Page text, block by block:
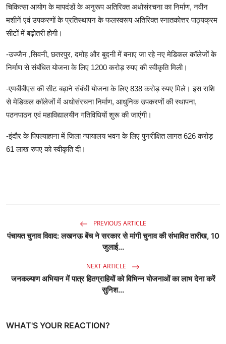
चिकित्सा आयोग के मापदंडों के अनुरूप अतिरिक्त अधोसंरचना का निर्माण, नवीन
मशीनें एवं उपकरणों के प्रतिस्थापन के फलस्वरूप अतिरिक्त स्नातकोत्तर पाठ्यक्रम
सीटों में बढ़ोतरी होगी।
-उज्जैन ,सिवनी, छतरपुर, दमोह और बुदनी में बनाए जा रहे नए मेडिकल कॉलेजों के
निर्माण से संबंधित योजना के लिए 1200 करोड़ रुपए की स्वीकृति मिली।
-एमबीबीएस की सीट बढ़ाने संबंधी योजना के लिए 838 करोड़ रुपए मिले। इस राशि
से मेडिकल कॉलेजों में अधोसंरचना निर्माण, आधुनिक उपकरणों की स्थापना,
पठनपाठन एवं महाविद्यालयीन गतिविधियों शुरू की जाएंगी।
-इंदौर के पिपल्याहाना में जिला न्यायालय भवन के लिए पुनरीक्षित लागत 626 करोड़
61 लाख रुपए को स्वीकृति दी।
PREVIOUS ARTICLE
पंचायत चुनाव विवाद: लखनऊ बेंच ने सरकार से मांगी चुनाव की संभावित तारीख, 10
जुलाई...
NEXT ARTICLE
जनकल्याण अभियान में पात्र हितग्राहियों को विभिन्न योजनाओं का लाभ देना करें
सुनिश...
WHAT'S YOUR REACTION?